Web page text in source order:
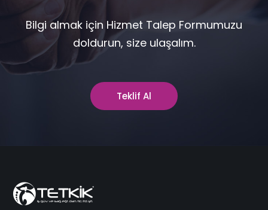
Bilgi almak için Hizmet Talep Formumuzu
doldurun, size ulaşalım.
Teklif Al